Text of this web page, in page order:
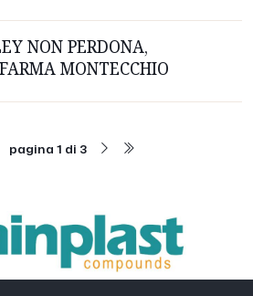
NON PERDONA,
MONTECCHIO
pagina 1 di 3